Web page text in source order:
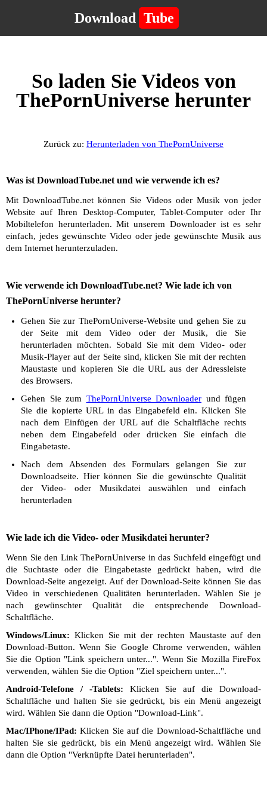
Download Tube
So laden Sie Videos von
ThePornUniverse herunter
Zurück zu: Herunterladen von ThePornUniverse
Was ist DownloadTube.net und wie verwende ich es?
Mit DownloadTube.net können Sie Videos oder Musik von jeder
Website auf Ihren Desktop-Computer, Tablet-Computer oder Ihr
Mobiltelefon herunterladen. Mit unserem Downloader ist es sehr
einfach, jedes gewünschte Video oder jede gewünschte Musik aus
dem Internet herunterzuladen.
Wie verwende ich DownloadTube.net? Wie lade ich von
ThePornUniverse herunter?
Gehen Sie zur ThePornUniverse-Website und gehen Sie zu
der Seite mit dem Video oder der Musik, die Sie
herunterladen möchten. Sobald Sie mit dem Video- oder
Musik-Player auf der Seite sind, klicken Sie mit der rechten
Maustaste und kopieren Sie die URL aus der Adressleiste
des Browsers.
Gehen Sie zum ThePornUniverse Downloader und fügen
Sie die kopierte URL in das Eingabefeld ein. Klicken Sie
nach dem Einfügen der URL auf die Schaltfläche rechts
neben dem Eingabefeld oder drücken Sie einfach die
Eingabetaste.
Nach dem Absenden des Formulars gelangen Sie zur
Downloadseite. Hier können Sie die gewünschte Qualität
der Video- oder Musikdatei auswählen und einfach
herunterladen
Wie lade ich die Video- oder Musikdatei herunter?
Wenn Sie den Link ThePornUniverse in das Suchfeld eingefügt und
die Suchtaste oder die Eingabetaste gedrückt haben, wird die
Download-Seite angezeigt. Auf der Download-Seite können Sie das
Video in verschiedenen Qualitäten herunterladen. Wählen Sie je
nach gewünschter Qualität die entsprechende Download-
Schaltfläche.
Windows/Linux: Klicken Sie mit der rechten Maustaste auf den
Download-Button. Wenn Sie Google Chrome verwenden, wählen
Sie die Option "Link speichern unter...". Wenn Sie Mozilla FireFox
verwenden, wählen Sie die Option "Ziel speichern unter...".
Android-Telefone / -Tablets: Klicken Sie auf die Download-
Schaltfläche und halten Sie sie gedrückt, bis ein Menü angezeigt
wird. Wählen Sie dann die Option "Download-Link".
Mac/IPhone/IPad: Klicken Sie auf die Download-Schaltfläche und
halten Sie sie gedrückt, bis ein Menü angezeigt wird. Wählen Sie
dann die Option "Verknüpfte Datei herunterladen".